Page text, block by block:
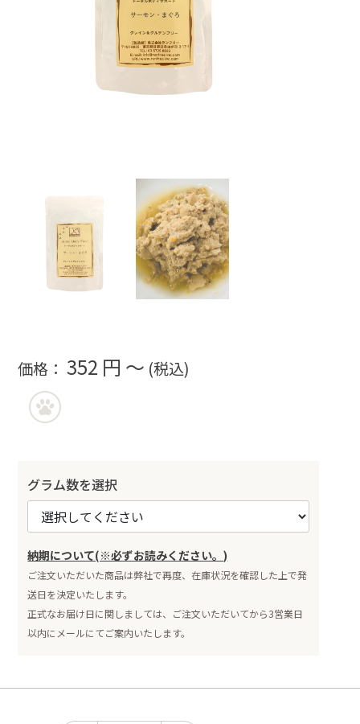
価格：352 円 ～ (税込)
グラム数を選択
納期について(※必ずお読みください。)
ご注文いただいた商品は弊社で再度、在庫状況を確認した上で発
送日を決定いたします。
正式なお届け日に関しましては、ご注文いただいてから3営業日
以内にメールにてご案内いたします。